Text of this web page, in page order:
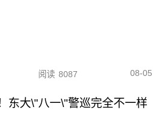
阅读 8087 08-05
东大\"八一\"警巡完全不一样